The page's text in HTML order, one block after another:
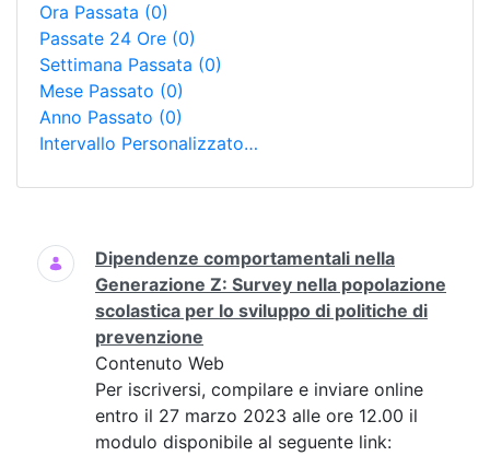
Ora Passata (0)
Passate 24 Ore (0)
Settimana Passata (0)
Mese Passato (0)
Anno Passato (0)
Intervallo Personalizzato…
Ricerca
Dipendenze comportamentali nella
Generazione Z: Survey nella popolazione
scolastica per lo sviluppo di politiche di
prevenzione
Contenuto Web
Per iscriversi, compilare e inviare online
entro il 27 marzo 2023 alle ore 12.00 il
modulo disponibile al seguente link: